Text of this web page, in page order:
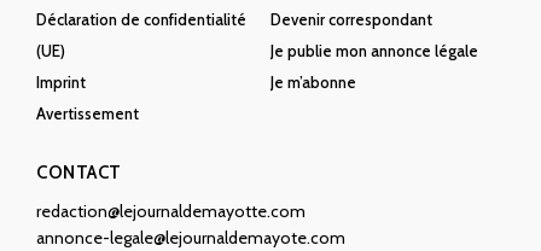
Déclaration de confidentialité
(UE)
Imprint
Avertissement
Devenir correspondant
Je publie mon annonce légale
Je m’abonne
CONTACT
redaction@lejournaldemayotte.com
annonce-legale@lejournaldemayote.com